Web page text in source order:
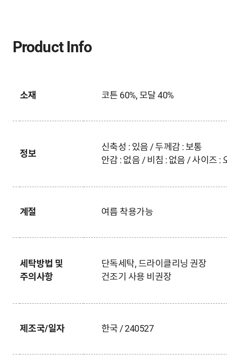
Product Info
소재 코튼 60%, 모달 40%
정보
신축성 : 있음 / 두께감 : 보통
안감 : 없음 / 비침 : 없음 / 사이즈 :
계절 여름 착용가능
세탁방법 및
주의사항
단독세탁, 드라이클리닝 권장
건조기 사용 비권장
제조국/일자 한국 / 240527